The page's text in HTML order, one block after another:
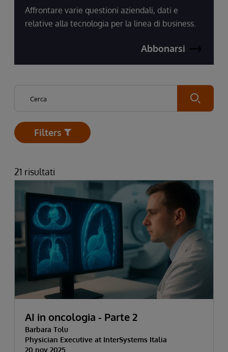
Affrontare varie questioni aziendali, dati e
relative alla tecnologia per la linea di business.
Abbonarsi
Submit
Open
Filters
21 risultati
AI in oncologia - Parte 2
Barbara Tolu
Physician Executive at InterSystems Italia
20 nov 2025